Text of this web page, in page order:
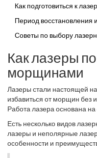
косметологии.
Как подготовиться к
Период восстановления
Советы по выбору
Как лазеры
морщинами
Лазеры стали настоящей
избавиться от морщин без
Работа лазера основана
которое стимулирует
когда-либо вы смотрели на
думали, что кожа
Есть несколько видов
лазеры и неполярные
особенности и
воздействуют на кожу